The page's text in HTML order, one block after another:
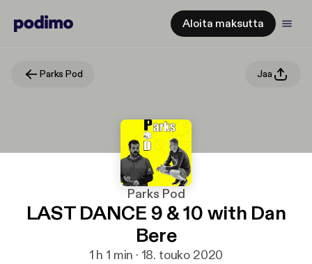
Aloita maksutta
Parks Pod Jaa
Parks Pod
LAST DANCE 9 & 10 with Dan
Bere
1 h 1 min · 18. touko 2020